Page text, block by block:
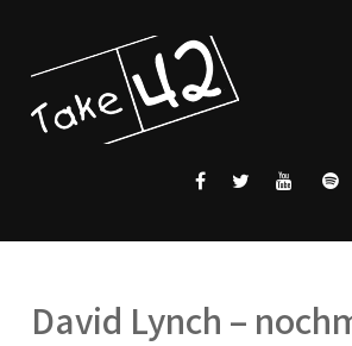
David Lynch –